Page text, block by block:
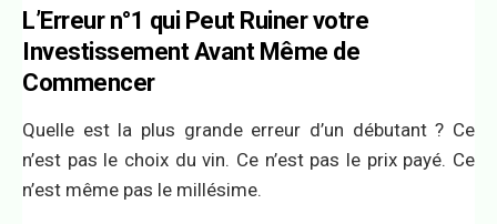
L’Erreur n°1 qui Peut Ruiner votre
Investissement Avant Même de
Commencer
Quelle est la plus grande erreur d’un débutant ? Ce
n’est pas le choix du vin. Ce n’est pas le prix payé. Ce
n’est même pas le millésime.